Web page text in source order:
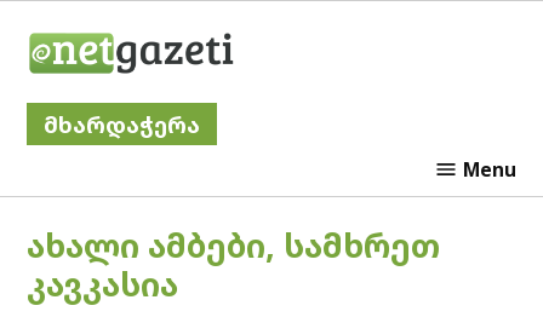
მხარდაჭერა
Menu
POSTED
IN
ᲐᲮᲐᲚᲘ ᲐᲛᲑᲔᲑᲘ, ᲡᲐᲛᲮᲠᲔᲗ
ᲙᲐᲕᲙᲐᲡᲘᲐ